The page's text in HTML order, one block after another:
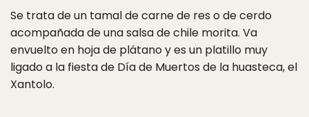
Se trata de un tamal de carne de res o de cerdo
acompañada de una salsa de chile morita. Va
envuelto en hoja de plátano y es un platillo muy
ligado a la fiesta de Día de Muertos de la huasteca, el
Xantolo.